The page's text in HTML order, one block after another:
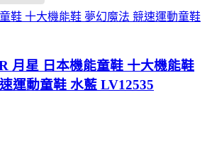
鞋 十大機能鞋 夢幻魔法 競速運動童鞋
月星 日本機能童鞋 十大機能鞋
運動童鞋 水藍 LV12535